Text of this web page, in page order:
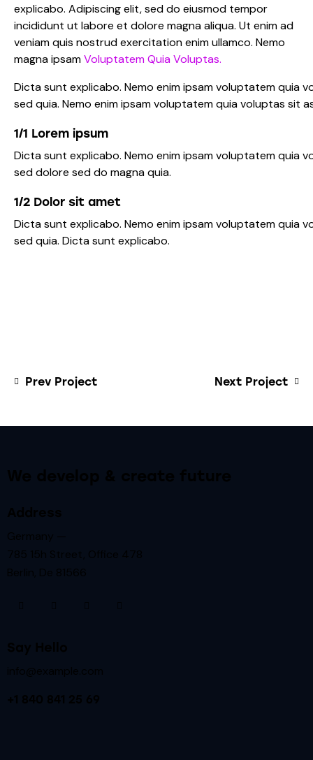
explicabo. Adipiscing elit, sed do eiusmod tempor
incididunt ut labore et dolore magna aliqua. Ut enim ad
veniam quis nostrud exercitation enim ullamco. Nemo
magna ipsamVoluptatem Quia Voluptas.
Dicta sunt explicabo. Nemo enim ipsam voluptatem quia
sed quia. Nemo enim ipsam voluptatem quia voluptas sit
1/1 Lorem ipsum
Dicta sunt explicabo. Nemo enim ipsam voluptatem quia
sed dolore sed do magna quia.
1/2 Dolor sit amet
Dicta sunt explicabo. Nemo enim ipsam voluptatem quia
sed quia. Dicta sunt explicabo.
Prev Project Next Project